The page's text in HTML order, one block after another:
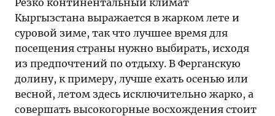
Резко континентальный климат
Кыргызстана выражается в жарком лете и
суровой зиме, так что лучшее время для
посещения страны нужно выбирать, исходя
из предпочтений по отдыху. В Ферганскую
долину, к примеру, лучше ехать осенью или
весной, летом здесь исключительно жарко, а
совершать высокогорные восхождения стоит